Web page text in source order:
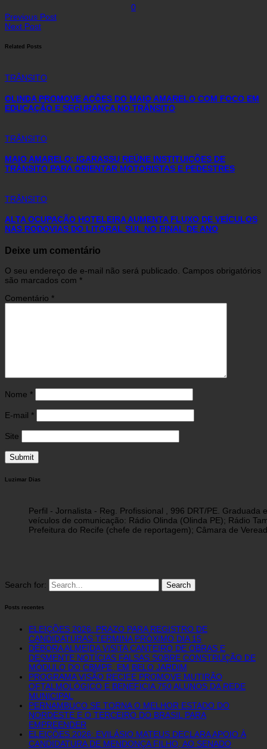
0
Previous Post
Next Post
Related Posts
TRÂNSITO
OLINDA PROMOVE AÇÕES DO MAIO AMARELO COM FOCO EM
EDUCAÇÃO E SEGURANÇA NO TRÂNSITO
TRÂNSITO
MAIO AMARELO: IGARASSU REÚNE INSTITUIÇÕES DE
TRÂNSITO PARA ORIENTAR MOTORISTAS E PEDESTRES
TRÂNSITO
ALTA OCUPAÇÃO HOTELEIRA AUMENTA FLUXO DE VEÍCULOS
NAS RODOVIAS DO LITORAL SUL NO FINAL DE ANO
Deixe um comentário
O seu endereço de e-mail não será publicado. Campos obrigatórios
são marcados com *
Comentário *
Nome *
E-mail *
Site
Luzimar Dias
Perfil - Jornalista - Reg. Profissional , 996 DRT/PE.
veículos de comunicação: Rádio Olinda (Olinda PE); Rádio
Prefeitura do Recife (chefe de reportagem); Câmara de
Search for:
Posts recentes
ELEIÇÕES 2026: PRAZO PARA REGISTRO DE
CANDIDATURAS TERMINA PRÓXIMO DIA 15
DÉBORA ALMEIDA VISITA CANTEIRO DE OBRAS E
DESMENTE NOTÍCIAS FALSAS SOBRE CONSTRUÇÃO DE
MÓDULO DO CBMPE, EM BELO JARDIM
PROGRAMA VISÃO RECIFE PROMOVE MUTIRÃO
OFTALMOLÓGICO E BENEFICIA 750 ALUNOS DA REDE
MUNICIPAL
PERNAMBUCO SE TORNA O MELHOR ESTADO DO
NORDESTE E O TERCEIRO DO BRASIL PARA
EMPREENDER
ELEIÇÕES 2026: EVILÁSIO MATEUS DECLARA APOIO À
CANDIDATURA DE MENDONÇA FILHO, AO SENADO